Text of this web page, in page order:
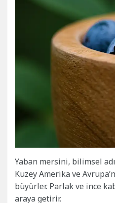
Yaban mersini, bilimsel
Kuzey Amerika ve
büyürler. Parlak ve ince
araya getirir.